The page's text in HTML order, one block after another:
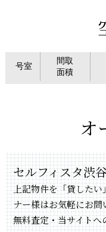
号室
間取
面積
オ
セルフィスタ渋谷
上記物件を「貸した
ナー様はお気軽にお問
無料査定・当サイトへ